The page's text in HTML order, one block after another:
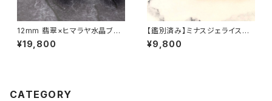
12mm 翡翠×ヒマラヤ水晶ブレ
スレット
¥19,800
【鑑別済み】ミナスジェライス産
12mm珠 ルチルクォーツ ブレス
レット
¥9,800
CATEGORY